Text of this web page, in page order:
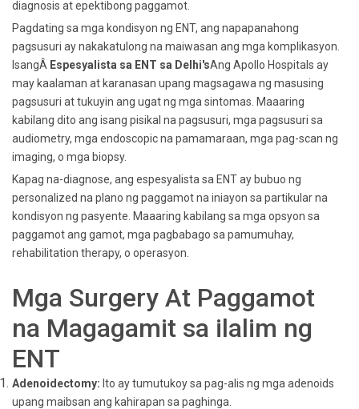
diagnosis at epektibong paggamot.
Pagdating sa mga kondisyon ng ENT, ang napapanahong
pagsusuri ay nakakatulong na maiwasan ang mga komplikasyon.
IsangÂ Espesyalista sa ENT sa Delhi'sAng Apollo Hospitals ay
may kaalaman at karanasan upang magsagawa ng masusing
pagsusuri at tukuyin ang ugat ng mga sintomas. Maaaring
kabilang dito ang isang pisikal na pagsusuri, mga pagsusuri sa
audiometry, mga endoscopic na pamamaraan, mga pag-scan ng
imaging, o mga biopsy.
Kapag na-diagnose, ang espesyalista sa ENT ay bubuo ng
personalized na plano ng paggamot na iniayon sa partikular na
kondisyon ng pasyente. Maaaring kabilang sa mga opsyon sa
paggamot ang gamot, mga pagbabago sa pamumuhay,
rehabilitation therapy, o operasyon.
Mga Surgery At Paggamot
na Magagamit sa ilalim ng
ENT
Adenoidectomy: Ito ay tumutukoy sa pag-alis ng mga adenoids
upang maibsan ang kahirapan sa paghinga.